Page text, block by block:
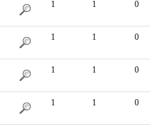
1 1 0
1 1 0
1 1 0
1 1 0